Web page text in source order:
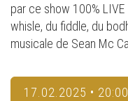
par ce show 100%
whisle, du fiddle, du
musicale de Sean Mc
17.02.2025 • 20:00